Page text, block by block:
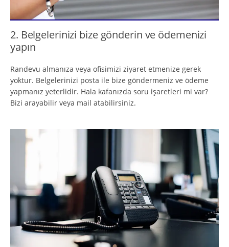
2. Belgelerinizi bize gönderin ve ödemenizi
yapın
Randevu almanıza veya ofisimizi ziyaret etmenize gerek
yoktur. Belgelerinizi posta ile bize göndermeniz ve ödeme
yapmanız yeterlidir. Hala kafanızda soru işaretleri mi var?
Bizi arayabilir veya mail atabilirsiniz.